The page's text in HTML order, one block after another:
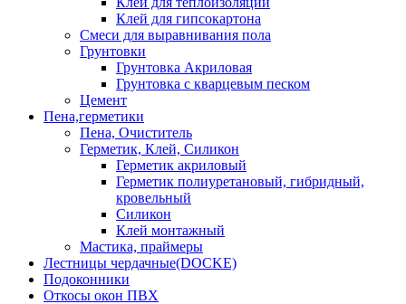
Клей для гипсокартона
Смеси для выравнивания пола
Грунтовки
Грунтовка Акриловая
Грунтовка с кварцевым песком
Цемент
Пена,герметики
Пена, Очиститель
Герметик, Клей, Силикон
Герметик акриловый
Герметик полиуретановый, гибридный,
кровельный
Силикон
Клей монтажный
Мастика, праймеры
Лестницы чердачные(DOCKE)
Подоконники
Откосы окон ПВХ